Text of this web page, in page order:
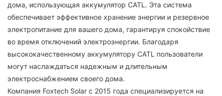
дома, использующая аккумулятор CATL. Эта система
обеспечивает эффективное хранение энергии и резервное
электропитание для вашего дома, гарантируя спокойствие
во время отключений электроэнергии. Благодаря
высококачественному аккумулятору CATL пользователи
могут наслаждаться надежным и длительным
электроснабжением своего дома.
Компания Foxtech Solar с 2015 года специализируется на